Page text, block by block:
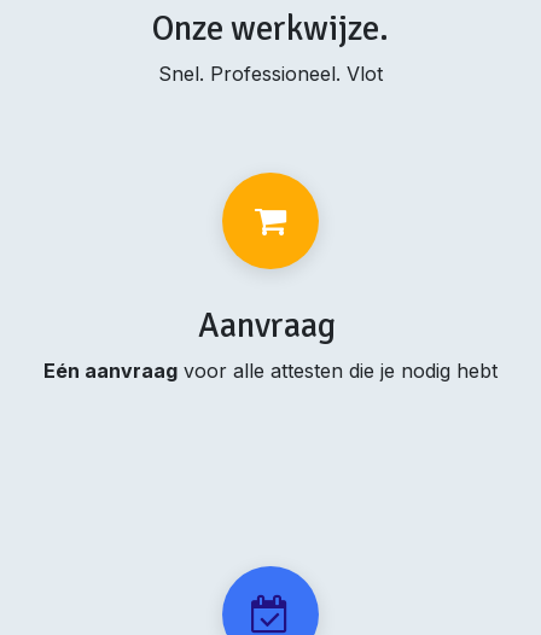
Onze werkwijze.
Snel. Professioneel. Vlot
Aanvraag
Eén aanvraag voor alle attesten die je nodig hebt